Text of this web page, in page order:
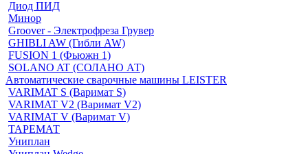
Диод ПИД
Минор
Groover - Электрофреза Грувер
GHIBLI AW (Гибли AW)
FUSION 1 (Фьюжн 1)
SOLANO AT (СОЛАНО АТ)
Автоматические сварочные машины LEISTER
VARIMAT S (Варимат S)
VARIMAT V2 (Варимат V2)
VARIMAT V (Варимат V)
ТАРЕМАТ
Униплан